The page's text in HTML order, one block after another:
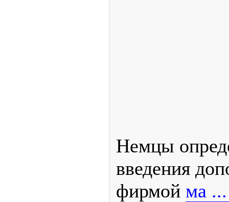
Немцы
введения
фирмой ма